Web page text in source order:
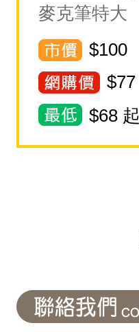
麥克筆特大
$100
$77
$68 起